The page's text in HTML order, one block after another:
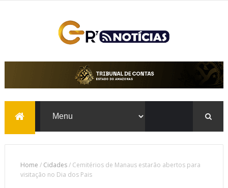
Home / Cidades/ Cemitérios de Manaus estarão abertos para
visitação no Dia dos Pais